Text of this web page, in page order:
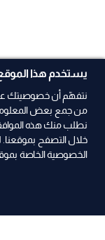
يستخدم هذا
نتفهّم أن خصوصيتك على
من جمع بعض
نطلب منك هذه
خلال التصفح
الخصوصية الخاصة